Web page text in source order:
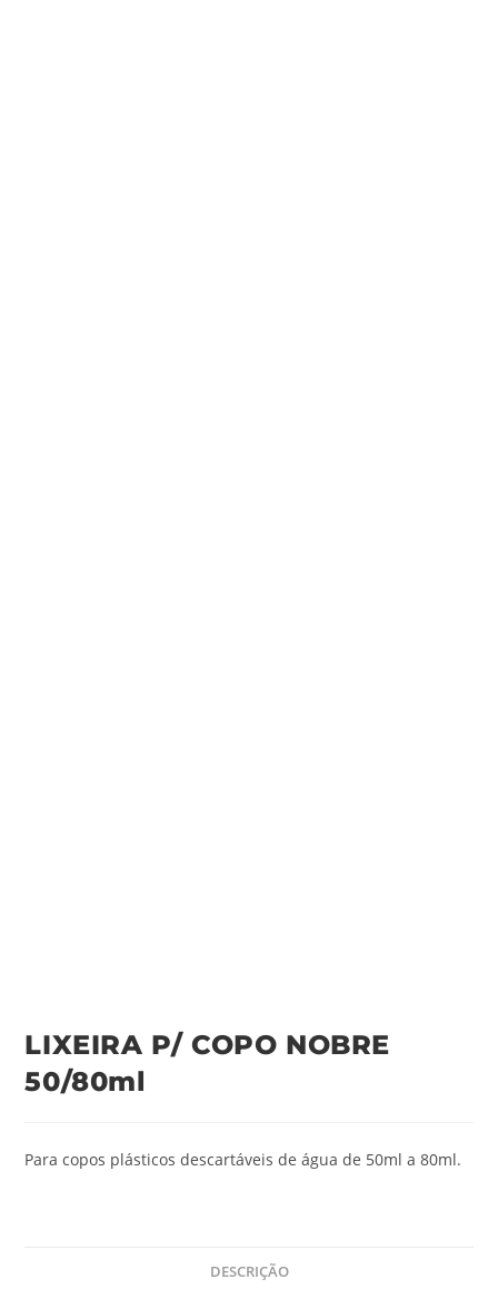
LIXEIRA P/ COPO NOBRE
50/80ml
Para copos plásticos descartáveis de água de 50ml a 80ml.
DESCRIÇÃO